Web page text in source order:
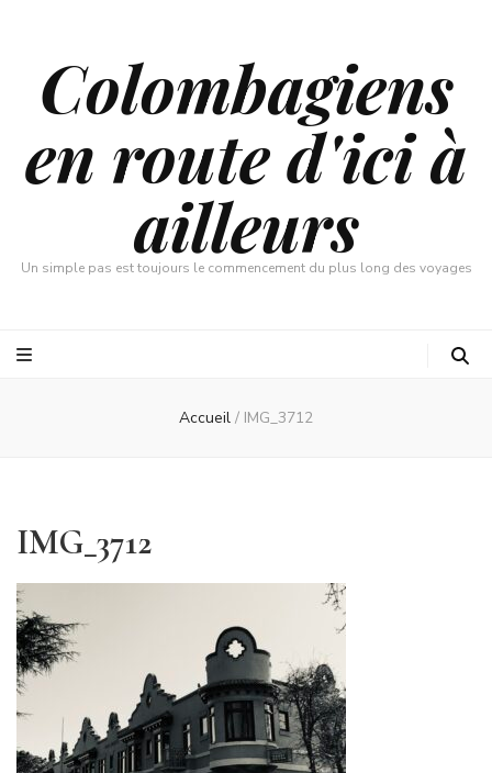
Colombagiens
en route d'ici à
ailleurs
Un simple pas est toujours le commencement du plus long des voyages
Accueil / IMG_3712
IMG_3712